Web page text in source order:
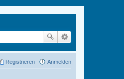
Anmelden
Registrieren